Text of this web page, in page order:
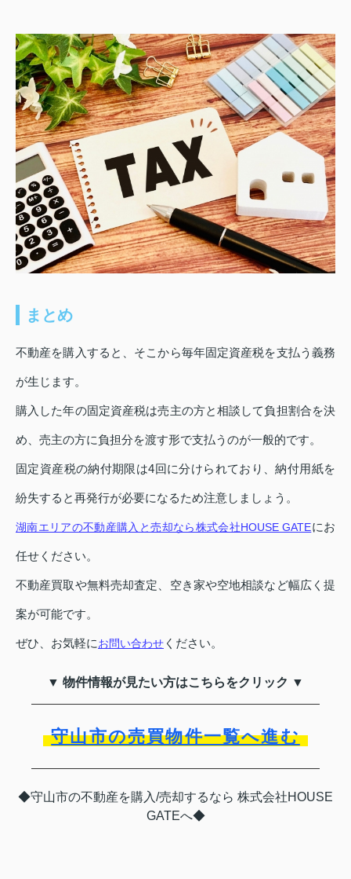
まとめ
不動産を購入すると、そこから毎年固定資産税を支払う義務
が生じます。
購入した年の固定資産税は売主の方と相談して負担割合を決
め、売主の方に負担分を渡す形で支払うのが一般的です。
固定資産税の納付期限は4回に分けられており、納付用紙を
紛失すると再発行が必要になるため注意しましょう。
湖南エリアの不動産購入と売却なら株式会社HOUSE GATEにお
任せください。
不動産買取や無料売却査定、空き家や空地相談など幅広く提
案が可能です。
ぜひ、お気軽にお問い合わせ ください。
▼ 物件情報が見たい方はこちらをクリック ▼
守山市の売買物件一覧へ進む
◆守山市の不動産を購入/売却するなら 株式会社HOUSE
GATEへ◆